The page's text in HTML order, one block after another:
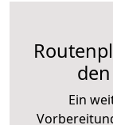
Ein